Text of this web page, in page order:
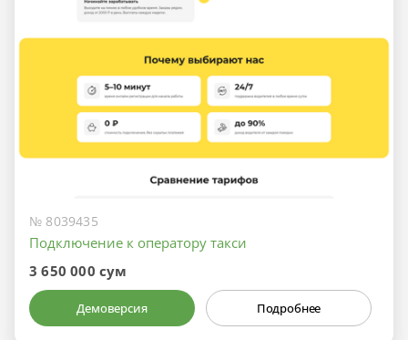
№ 8039435
Подключение к оператору такси
3 650 000 сум
Демоверсия Подробнее